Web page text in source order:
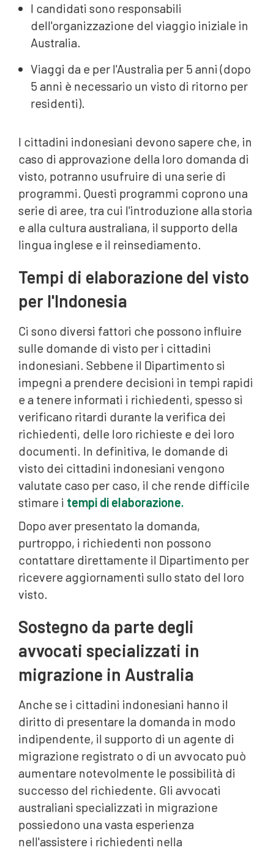
I candidati sono responsabili
dell'organizzazione del viaggio iniziale in
Australia.
Viaggi da e per l'Australia per 5 anni (dopo
5 anni è necessario un visto di ritorno per
residenti).
I cittadini indonesiani devono sapere che, in
caso di approvazione della loro domanda di
visto, potranno usufruire di una serie di
programmi. Questi programmi coprono una
serie di aree, tra cui l'introduzione alla storia
e alla cultura australiana, il supporto della
lingua inglese e il reinsediamento.
Tempi di elaborazione del visto
per l'Indonesia
Ci sono diversi fattori che possono influire
sulle domande di visto per i cittadini
indonesiani. Sebbene il Dipartimento si
impegni a prendere decisioni in tempi rapidi
e a tenere informati i richiedenti, spesso si
verificano ritardi durante la verifica dei
richiedenti, delle loro richieste e dei loro
documenti. In definitiva, le domande di
visto dei cittadini indonesiani vengono
valutate caso per caso, il che rende difficile
stimare i tempi di elaborazione.
Dopo aver presentato la domanda,
purtroppo, i richiedenti non possono
contattare direttamente il Dipartimento per
ricevere aggiornamenti sullo stato del loro
visto.
Sostegno da parte degli
avvocati specializzati in
migrazione in Australia
Anche se i cittadini indonesiani hanno il
diritto di presentare la domanda in modo
indipendente, il supporto di un agente di
migrazione registrato o di un avvocato può
aumentare notevolmente le possibilità di
successo del richiedente. Gli avvocati
australiani specializzati in migrazione
possiedono una vasta esperienza
nell'assistere i richiedenti nella